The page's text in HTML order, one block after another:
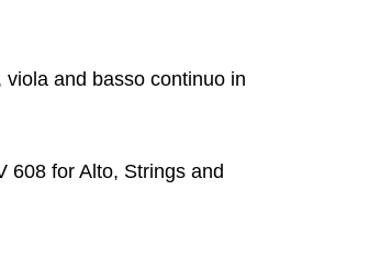
and basso continuo in
608 for Alto, Strings and